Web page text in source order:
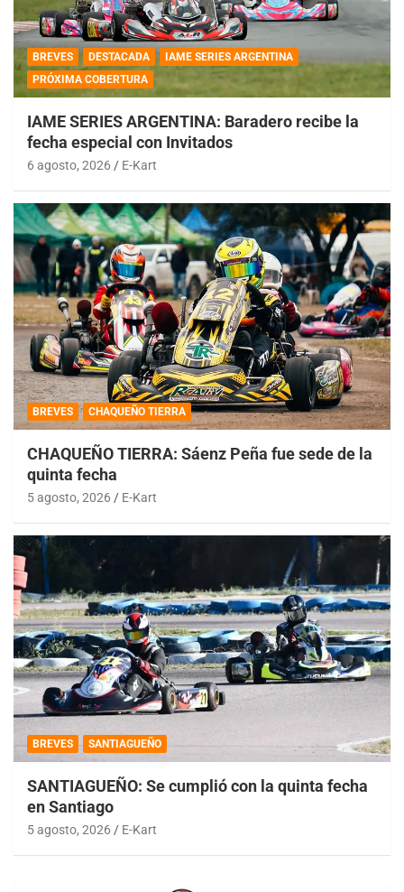
BREVES DESTACADA
IAME SERIES ARGENTINA
PRÓXIMA COBERTURA
IAME SERIES ARGENTINA: Baradero recibe la
fecha especial con Invitados
6 agosto, 2026 E-Kart
BREVES CHAQUEÑO TIERRA
CHAQUEÑO TIERRA: Sáenz Peña fue sede de la
quinta fecha
5 agosto, 2026 E-Kart
BREVES SANTIAGUEÑO
SANTIAGUEÑO: Se cumplió con la quinta fecha
en Santiago
5 agosto, 2026 E-Kart